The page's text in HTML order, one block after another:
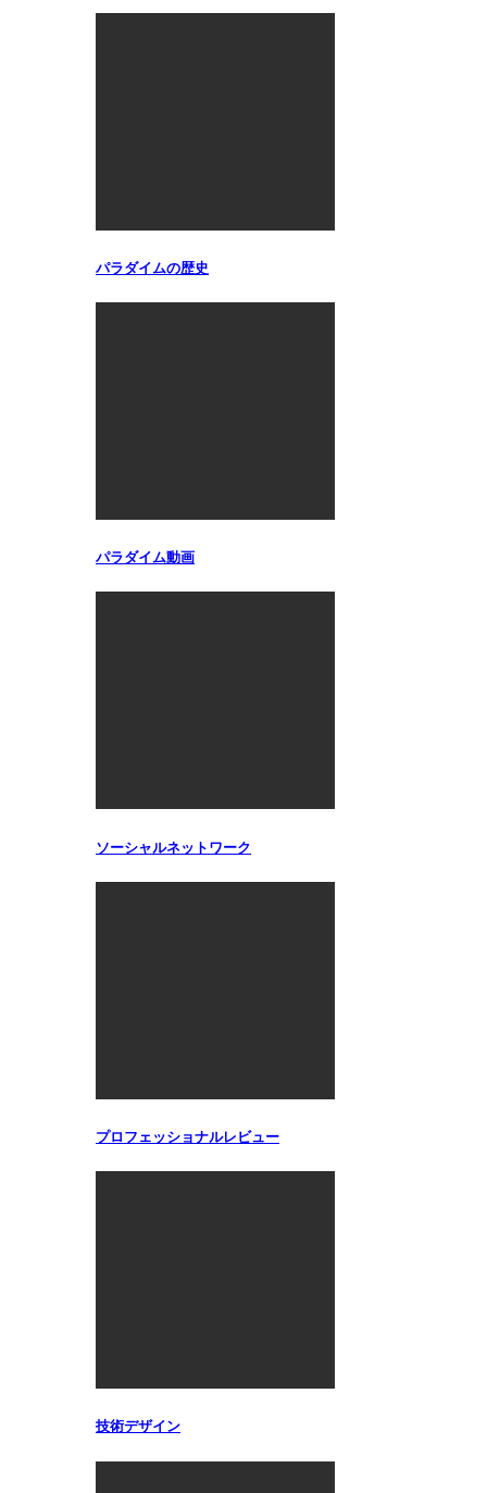
パラダイムの歴史
パラダイム動画
ソーシャルネットワーク
プロフェッショナルレビュー
技術デザイン